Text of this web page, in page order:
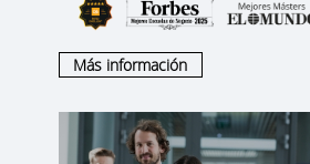
Más información